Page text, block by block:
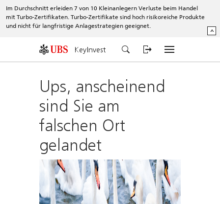
Im Durchschnitt erleiden 7 von 10 Kleinanlegern Verluste beim Handel
mit Turbo-Zertifikaten. Turbo-Zertifikate sind hoch risikoreiche Produkte
und nicht für langfristige Anlagestrategien geeignet.
^
KeyInvest
Ups, anscheinend
sind Sie am
falschen Ort
gelandet